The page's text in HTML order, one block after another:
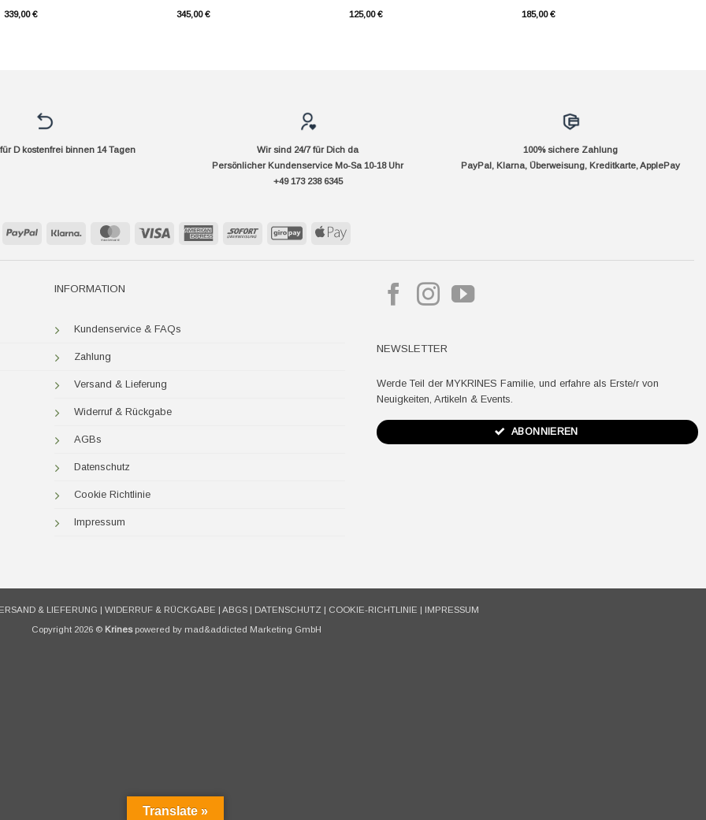
339,00€ 345,00€ 125,00€ 185,00€
D kostenfrei binnen 14 Tagen
Wir sind 24/7 für Dich da
Persönlicher Kundenservice Mo-Sa 10-18 Uhr
+49 173 238 6345
100% sichere Zahlung
PayPal, Klarna, Überweisung, Kreditkarte, ApplePay
PayPal Klarna MasterCard Visa
AmericanSofort GiroPay Apple
INFORMATION
Kundenservice & FAQs
Zahlung
Versand & Lieferung
Widerruf & Rückgabe
AGBs
Datenschutz
Cookie Richtlinie
Impressum
NEWSLETTER
Werde Teil der MYKRINES Familie, und erfahre als Erste/r von
Neuigkeiten, Artikeln & Events.
ABONNIEREN
& LIEFERUNG | WIDERRUF & RÜCKGABE | ABGS| DATENSCHUTZ | COOKIE-RICHTLINIE | IMPRESSUM
Copyright 2026 © Krinespowered by mad&addicted Marketing GmbH
Translate »